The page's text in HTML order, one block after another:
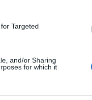
Targeted
and/or Sharing
for which it
exclusivo!
sesión